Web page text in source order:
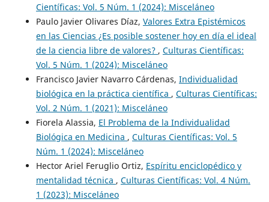
Científicas: Vol. 5 Núm. 1 (2024): Misceláneo
Paulo Javier Olivares Díaz, Valores Extra Epistémicos
en las Ciencias ¿Es posible sostener hoy en día el ideal
de la ciencia libre de valores? , Culturas Científicas:
Vol. 5 Núm. 1 (2024): Misceláneo
Francisco Javier Navarro Cárdenas, Individualidad
biológica en la práctica científica , Culturas Científicas:
Vol. 2 Núm. 1 (2021): Misceláneo
Fiorela Alassia, El Problema de la Individualidad
Biológica en Medicina , Culturas Científicas: Vol. 5
Núm. 1 (2024): Misceláneo
Hector Ariel Feruglio Ortiz, Espíritu enciclopédico y
mentalidad técnica , Culturas Científicas: Vol. 4 Núm.
1 (2023): Misceláneo